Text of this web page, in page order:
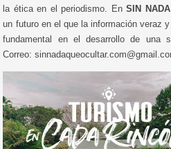
la ética en el periodismo. EnSIN
un futuro en el que la información veraz
fundamental en el desarrollo de una
Correo: